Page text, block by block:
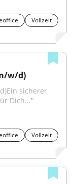
Vollzeit
w/d)
sicherer
Dich..."
Vollzeit